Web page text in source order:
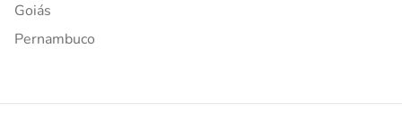
Goiás
Pernambuco